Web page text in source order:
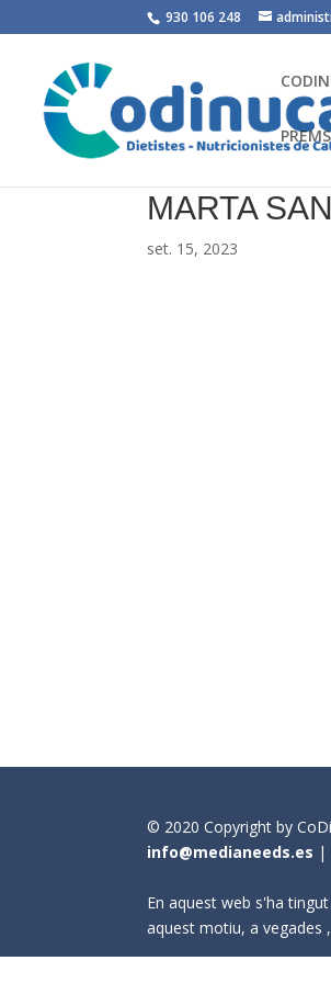
930 106 248
MARTA
set. 15, 2023
© 2020 Copyright by
info@medianeeds.es |
En aquest web s'ha
aquest motiu, a vegades